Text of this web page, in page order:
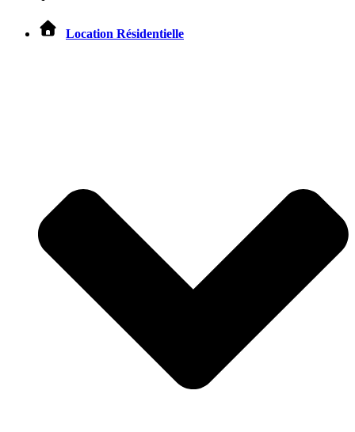
Location Résidentielle